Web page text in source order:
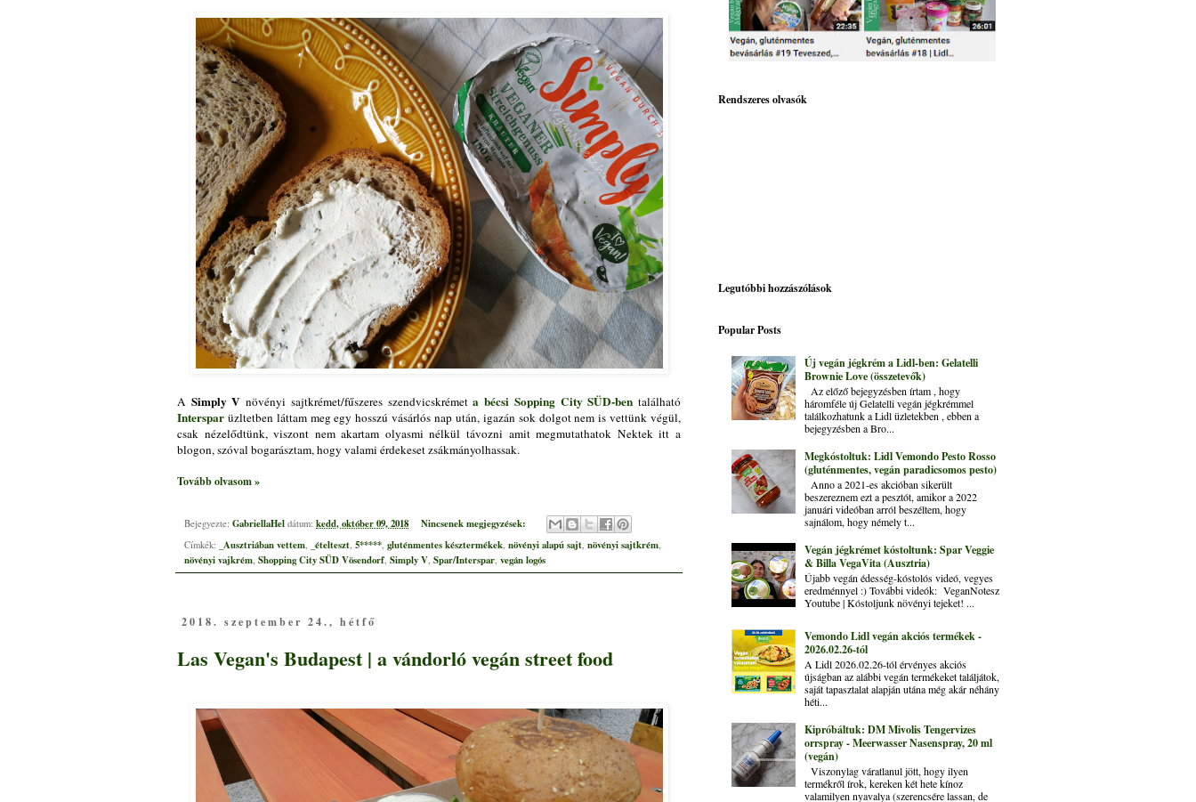
A Simply Vnövényi sajtkrémet/fűszeres szendvicskrémeta bécsi Sopping City SÜD-ben található
Interspar üzltetben láttam meg egy hosszú vásárlós nap után, igazán sok dolgot nem is vettünk végül,
csak nézelődtünk, viszont nem akartam olyasmi nélkül távozni amit megmutathatok Nektek itt a
blogon, szóval bogarásztam, hogy valami érdekeset zsákmányolhassak.
Tovább olvasom »
Bejegyezte: GabriellaHel dátum: kedd, október 09, 2018 Nincsenek megjegyzések:
Címkék: _Ausztriában vettem, _ételteszt, 5*****, gluténmentes késztermékek, növényi alapú sajt, növényi sajtkrém,
növényi vajkrém, Shopping City SÜD Vösendorf, Simply V, Spar/Interspar, vegán logós
2018. szeptember 24., hétfő
Las Vegan's Budapest | a vándorló vegán street food
Rendszeres olvasók
Legutóbbi hozzászólások
Popular Posts
Új vegán jégkrém a Lidl-ben: Gelatelli
Brownie Love (összetevők)
Az előző bejegyzésben írtam , hogy
háromféle új Gelatelli vegán jégkrémmel
találkozhatunk a Lidl üzletekben , ebben a
bejegyzésben a Bro...
Megkóstoltuk: Lidl Vemondo Pesto Rosso
(gluténmentes, vegán paradicsomos pesto)
Anno a 2021-es akcióban sikerült
beszereznem ezt a pesztót, amikor a 2022
januári videóban arról beszéltem, hogy
sajnálom, hogy némely t...
Vegán jégkrémet kóstoltunk: Spar Veggie
& Billa VegaVita (Ausztria)
Újabb vegán édesség-kóstolós videó, vegyes
eredménnyel :) További videók: VeganNotesz
Youtube | Kóstoljunk növényi tejeket! ...
Vemondo Lidl vegán akciós termékek -
2026.02.26-tól
A Lidl 2026.02.26-tól érvényes akciós
újságban az alábbi vegán termékeket találjátok,
saját tapasztalat alapján utána még akár néhány
héti...
Kipróbáltuk: DM Mivolis Tengervizes
orrspray - Meerwasser Nasenspray, 20 ml
(vegán)
Viszonylag váratlanul jött, hogy ilyen
termékről írok, kereken két hete kínoz
valamilyen nyavalya (szerencsére lassan, de